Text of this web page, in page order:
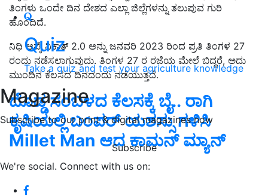
Quiz
Take a quiz and test your agriculture knowledge
Magazine
Subscribe to our print & digital magazines now
Subscribe
We're social. Connect with us on:
ತಿಂಗಳು ಒಂದೇ ದಿನ ದೇಶದ ಎಲ್ಲಾ ಜಿಲ್ಲೆಗಳನ್ನು ತಲುಪುವ ಗುರಿ
ಹೊಂದಿದೆ.
ನಿಧಿ ಆಪ್ಕೆ ನಿಕಾತ್ 2.0 ಅನ್ನು ಜನವರಿ 2023 ರಿಂದ ಪ್ರತಿ ತಿಂಗಳ 27
ರಂದು ನಡೆಸಲಾಗುವುದು. ತಿಂಗಳ 27 ರ ರಜೆಯ ಮೇಲೆ ಬಿದ್ದರೆ, ಅದು
ಮುಂದಿನ ಕೆಲಸದ ದಿನದಂದು ನಡೆಯುತ್ತದೆ.
ದೊಡ್ಡ ಸಂಬಳದ ಕೆಲಸಕ್ಕೆ ಬೈ.. ರಾಗಿ
ಕೃಷಿಯಲ್ಲಿ ಬಂಪರ್‌ ಯಶಸ್ಸು ಗಳಿಸಿ
Millet Man ಆದ ಕಾಮನ್‌ ಮ್ಯಾನ್‌